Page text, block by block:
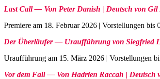
Last Call — Von Peter Danish | Deutsch von Gil
Premiere am 18. Februar 2026 | Vorstellungen bis
Der Überläufer — Uraufführung von Siegfried
Uraufführung am 15. März 2026 | Vorstellungen
Vor dem Fall — Von Hadrien Raccah | Deutsch